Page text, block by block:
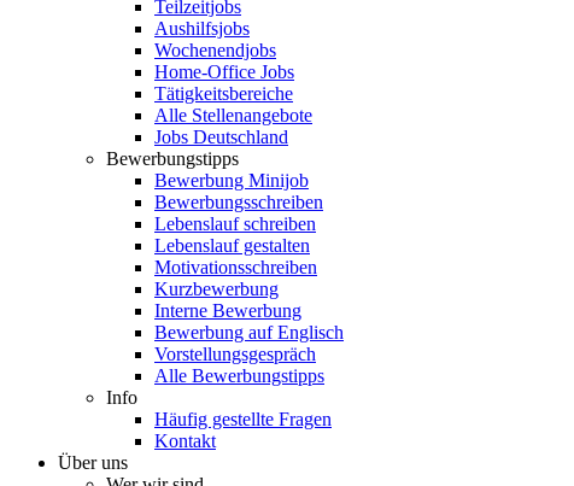
Teilzeitjobs
Aushilfsjobs
Wochenendjobs
Home-Office Jobs
Tätigkeitsbereiche
Alle Stellenangebote
Jobs Deutschland
Bewerbungstipps
Bewerbung Minijob
Bewerbungsschreiben
Lebenslauf schreiben
Lebenslauf gestalten
Motivationsschreiben
Kurzbewerbung
Interne Bewerbung
Bewerbung auf Englisch
Vorstellungsgespräch
Alle Bewerbungstipps
Info
Häufig gestellte Fragen
Kontakt
Über uns